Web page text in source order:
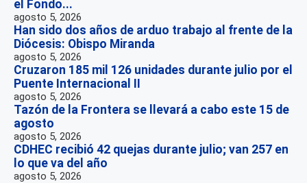
el Fondo...
agosto 5, 2026
Han sido dos años de arduo trabajo al frente de la
Diócesis: Obispo Miranda
agosto 5, 2026
Cruzaron 185 mil 126 unidades durante julio por el
Puente Internacional II
agosto 5, 2026
Tazón de la Frontera se llevará a cabo este 15 de
agosto
agosto 5, 2026
CDHEC recibió 42 quejas durante julio; van 257 en
lo que va del año
agosto 5, 2026